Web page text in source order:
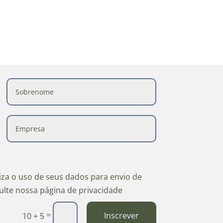
o uso de seus dados para envio de
nossa página de privacidade
10 + 5= Inscrever